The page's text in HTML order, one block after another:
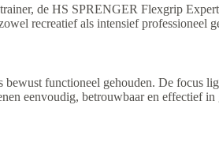
de HS SPRENGER Flexgrip
recreatief als intensief professioneel
functioneel gehouden. De focus
eenvoudig, betrouwbaar en effectief in